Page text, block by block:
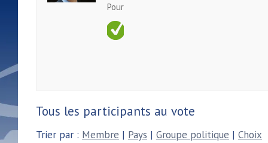
Pour
Tous les participants au vote
Trier par : Membre | Pays | Groupe politique | Choix